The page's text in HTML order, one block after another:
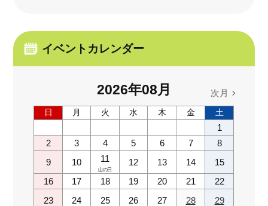
イベントカレンダー
2026年08 月 次月
日 月 火 水 木 金 土
1
2
3 4 5 6 7
8
9
10 11
山の日
12 13 14
15
16
17 18 19 20 21
22
23
24 25 26 27 28
29